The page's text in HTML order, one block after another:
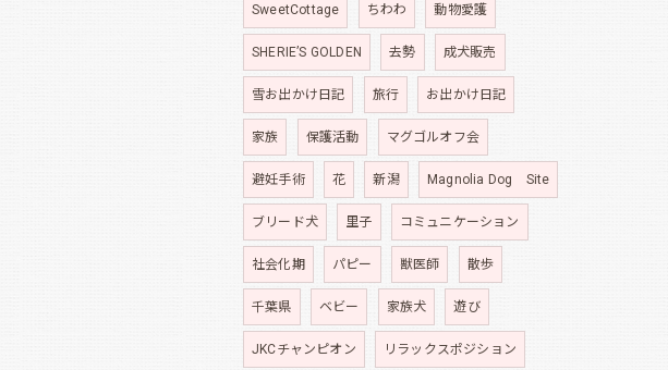
SweetCottage ちわわ 動物愛護
SHERIE’S GOLDEN 去勢 成犬販売
雪お出かけ日記 旅行 お出かけ日記
家族 保護活動 マグゴルオフ会
避妊手術 花 新潟 Magnolia Dog Site
ブリード犬 里子 コミュニケーション
社会化期 パピー 獣医師 散歩
千葉県 ベビー 家族犬 遊び
JKCチャンピオン リラックスポジション